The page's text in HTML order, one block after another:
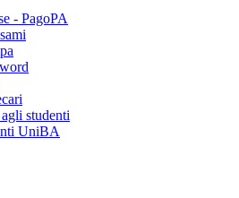
- PagoPA
studenti
UniBA